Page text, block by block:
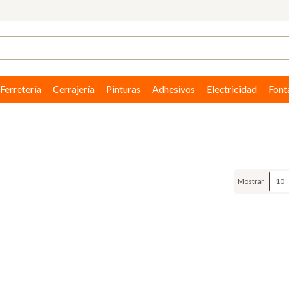
Ferretería Cerrajería Pinturas Adhesivos Electricidad
Mostrar